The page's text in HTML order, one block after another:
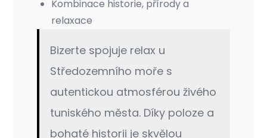
Kombinace historie, přírody a
relaxace
Bizerte spojuje relax u
Středozemního moře s
autentickou atmosférou živého
tuniského města. Díky poloze a
bohaté historii je skvělou